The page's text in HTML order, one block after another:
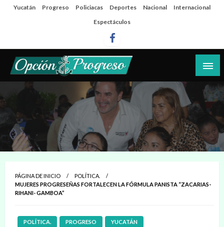
SaltaYucatán Progreso Policiacas Deportes Nacional
Internacional
Espectáculos
Opción Progreso
Las noticias del día a día del puerto
PÁGINA DE INICIO
POLÍTICA.
MUJERES PROGRESEÑAS FORTALECEN LA FÓRMULA PANISTA “ZACARIAS-
RIHANI- GAMBOA”
POLÍTICA. PROGRESO YUCATÁN